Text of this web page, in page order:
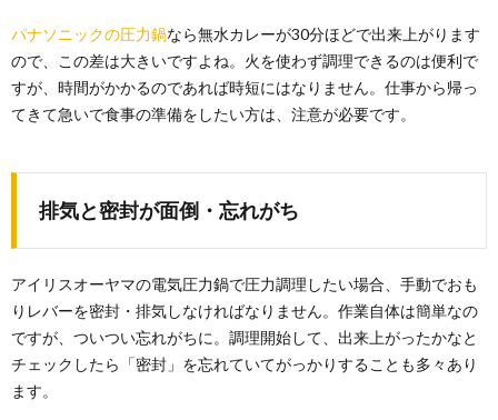
パナソニックの圧力鍋なら無水カレーが30分ほどで出来上がります
ので、この差は大きいですよね。火を使わず調理できるのは便利で
すが、時間がかかるのであれば時短にはなりません。仕事から帰っ
てきて急いで食事の準備をしたい方は、注意が必要です。
排気と密封が面倒・忘れがち
アイリスオーヤマの電気圧力鍋で圧力調理したい場合、手動でおも
りレバーを密封・排気しなければなりません。作業自体は簡単なの
ですが、ついつい忘れがちに。調理開始して、出来上がったかなと
チェックしたら「密封」を忘れていてがっかりすることも多々あり
ます。